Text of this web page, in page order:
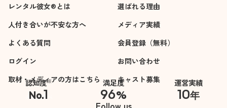
レンタル彼女®とは
選ばれる理由
人付き合いが不安な方へ
メディア実績
よくある質問
会員登録（無料）
ログイン
お問い合わせ
取材・メディアの方はこちら
キャスト募集
認知度※
No.1
※自社調べ
満足度
96%
運営実績
10年